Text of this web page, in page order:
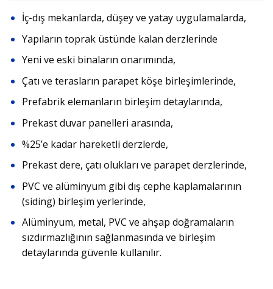
İç-dış mekanlarda, düşey ve yatay uygulamalarda,
Yapıların toprak üstünde kalan derzlerinde
Yeni ve eski binaların onarımında,
Çatı ve terasların parapet köşe birleşimlerinde,
Prefabrik elemanların birleşim detaylarında,
Prekast duvar panelleri arasında,
%25’e kadar hareketli derzlerde,
Prekast dere, çatı olukları ve parapet derzlerinde,
PVC ve alüminyum gibi dış cephe kaplamalarının
(siding) birleşim yerlerinde,
Alüminyum, metal, PVC ve ahşap doğramaların
sızdırmazlığının sağlanmasında ve birleşim
detaylarında güvenle kullanılır.